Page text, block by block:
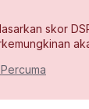
skor